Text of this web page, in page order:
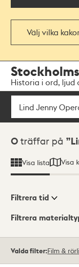
Välj vilka
navigationen
huvudinnehållet
Historia i ord, ljud
Sök
Sökresultat
0 träffar på
Visa lista Visa
Visningsläge
Filtrera tid
Filtrera
träffar
Valda filter:Film &